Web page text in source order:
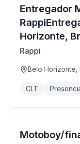
Entregador
Horizonte,
Rappi
Belo Horizonte,
CLT
Motoboy/